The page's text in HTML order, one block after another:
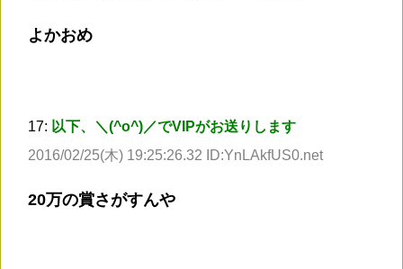
よかおめ
17: 以下、＼(^o^)／でVIPがお送りします
2016/02/25(木) 19:25:26.32 ID:YnLAkfUS0.net
20万の賞さがすんや